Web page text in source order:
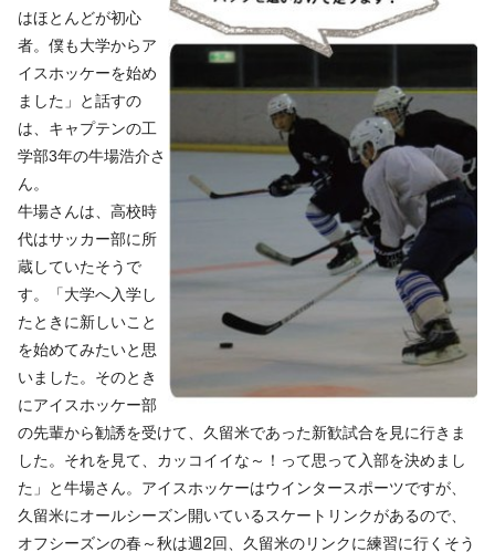
はほとんどが初心
者。僕も大学からア
イスホッケーを始め
ました」と話すの
は、キャプテンの工
学部3年の牛場浩介さ
ん。
牛場さんは、高校時
代はサッカー部に所
蔵していたそうで
す。「大学へ入学し
たときに新しいこと
を始めてみたいと思
いました。そのとき
にアイスホッケー部
の先輩から勧誘を受けて、久留米であった新歓試合を見に行きま
した。それを見て、カッコイイな～！って思って入部を決めまし
た」と牛場さん。アイスホッケーはウインタースポーツですが、
久留米にオールシーズン開いているスケートリンクがあるので、
オフシーズンの春～秋は週2回、久留米のリンクに練習に行くそう